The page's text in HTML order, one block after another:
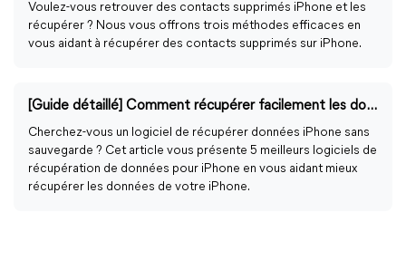
Voulez-vous retrouver des contacts supprimés iPhone et les
récupérer ? Nous vous offrons trois méthodes efficaces en
vous aidant à récupérer des contacts supprimés sur iPhone.
[Guide détaillé] Comment récupérer facilement les données perdues sur un iPhone
Cherchez-vous un logiciel de récupérer données iPhone sans
sauvegarde ? Cet article vous présente 5 meilleurs logiciels de
récupération de données pour iPhone en vous aidant mieux
récupérer les données de votre iPhone.